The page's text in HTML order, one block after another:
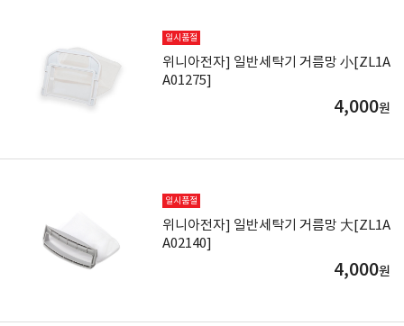
일시품절
위니아전자] 일반세탁기 거름망 小[ZL1A
A01275]
4,000원
일시품절
위니아전자] 일반세탁기 거름망 大[ZL1A
A02140]
4,000원